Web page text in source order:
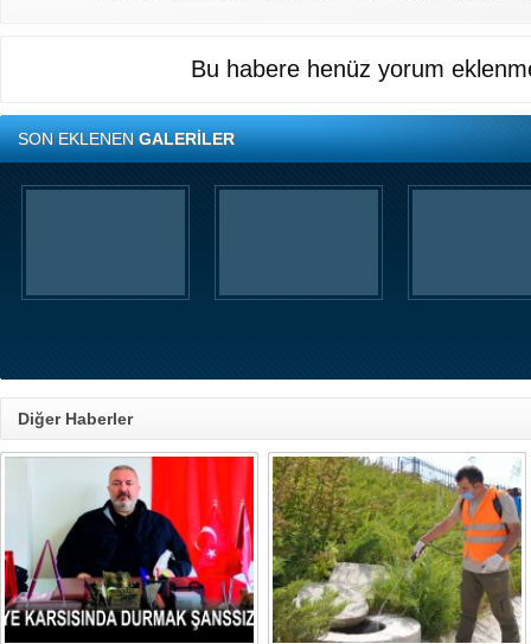
Bu habere henüz yorum
SON EKLENENGALERİLER
Diğer Haberler